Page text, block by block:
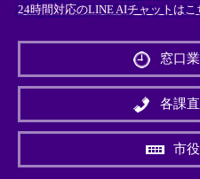
24時間対応のLINE AIチャットはこ
外
リ
ン
＞
窓口
各課
市